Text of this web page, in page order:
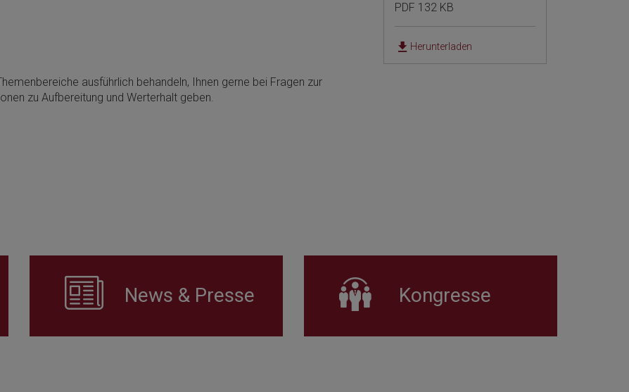
ausführlich behandeln, Ihnen gerne bei Fragen zur
zu Aufbereitung und Werterhalt geben.
PDF 132 KB
Herunterladen
News & Presse Kongresse